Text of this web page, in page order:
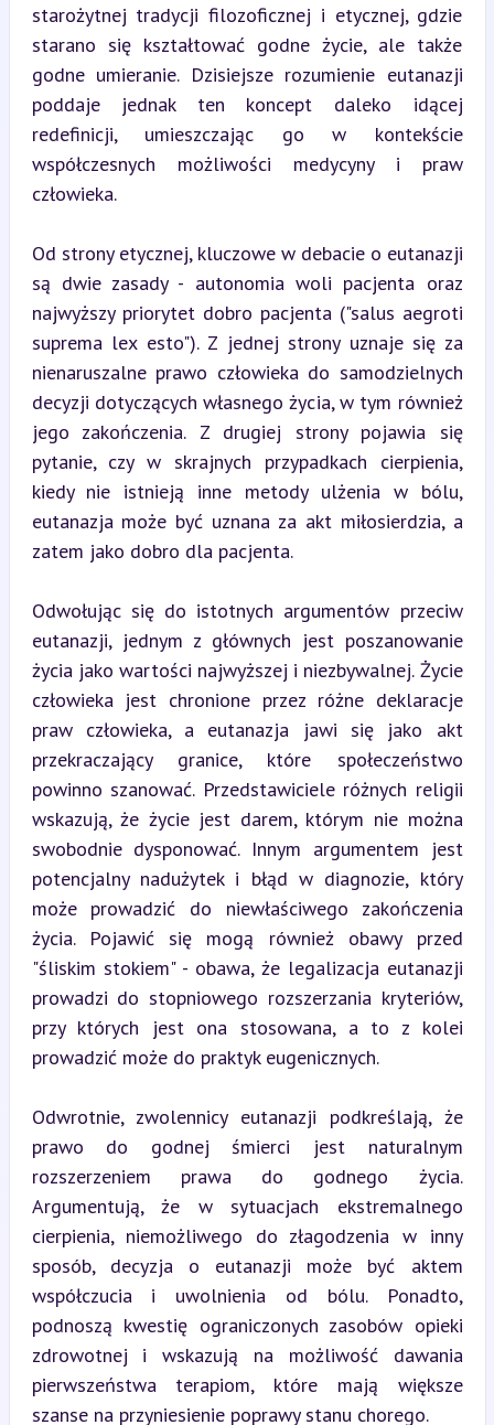
starożytnej tradycji filozoficznej i etycznej, gdzie
starano się kształtować godne życie, ale także
godne umieranie. Dzisiejsze rozumienie eutanazji
poddaje jednak ten koncept daleko idącej
redefinicji, umieszczając go w kontekście
współczesnych możliwości medycyny i praw
człowieka.
Od strony etycznej, kluczowe w debacie o eutanazji
są dwie zasady - autonomia woli pacjenta oraz
najwyższy priorytet dobro pacjenta ("salus aegroti
suprema lex esto"). Z jednej strony uznaje się za
nienaruszalne prawo człowieka do samodzielnych
decyzji dotyczących własnego życia, w tym również
jego zakończenia. Z drugiej strony pojawia się
pytanie, czy w skrajnych przypadkach cierpienia,
kiedy nie istnieją inne metody ulżenia w bólu,
eutanazja może być uznana za akt miłosierdzia, a
zatem jako dobro dla pacjenta.
Odwołując się do istotnych argumentów przeciw
eutanazji, jednym z głównych jest poszanowanie
życia jako wartości najwyższej i niezbywalnej. Życie
człowieka jest chronione przez różne deklaracje
praw człowieka, a eutanazja jawi się jako akt
przekraczający granice, które społeczeństwo
powinno szanować. Przedstawiciele różnych religii
wskazują, że życie jest darem, którym nie można
swobodnie dysponować. Innym argumentem jest
potencjalny nadużytek i błąd w diagnozie, który
może prowadzić do niewłaściwego zakończenia
życia. Pojawić się mogą również obawy przed
"śliskim stokiem" - obawa, że legalizacja eutanazji
prowadzi do stopniowego rozszerzania kryteriów,
przy których jest ona stosowana, a to z kolei
prowadzić może do praktyk eugenicznych.
Odwrotnie, zwolennicy eutanazji podkreślają, że
prawo do godnej śmierci jest naturalnym
rozszerzeniem prawa do godnego życia.
Argumentują, że w sytuacjach ekstremalnego
cierpienia, niemożliwego do złagodzenia w inny
sposób, decyzja o eutanazji może być aktem
współczucia i uwolnienia od bólu. Ponadto,
podnoszą kwestię ograniczonych zasobów opieki
zdrowotnej i wskazują na możliwość dawania
pierwszeństwa terapiom, które mają większe
szanse na przyniesienie poprawy stanu chorego.